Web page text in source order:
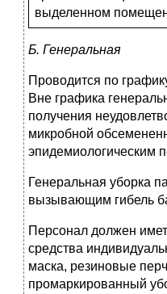
выделенном
Б. Генеральная
Проводится по
Вне графика
получения
микробной
эпидемиологическим
Генеральная уборка
вызывающим гибель
Персонал должен
средства
маска, резиновые
промаркированный